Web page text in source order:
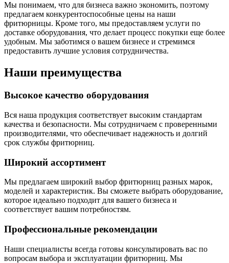
Мы понимаем, что для бизнеса важно экономить, поэтому
предлагаем конкурентоспособные цены на наши
фритюрницы. Кроме того, мы предоставляем услуги по
доставке оборудования, что делает процесс покупки еще более
удобным. Мы заботимся о вашем бизнесе и стремимся
предоставить лучшие условия сотрудничества.
Наши преимущества
Высокое качество оборудования
Вся наша продукция соответствует высоким стандартам
качества и безопасности. Мы сотрудничаем с проверенными
производителями, что обеспечивает надежность и долгий
срок службы фритюрниц.
Широкий ассортимент
Мы предлагаем широкий выбор фритюрниц разных марок,
моделей и характеристик. Вы сможете выбрать оборудование,
которое идеально подходит для вашего бизнеса и
соответствует вашим потребностям.
Профессиональные рекомендации
Наши специалисты всегда готовы консультировать вас по
вопросам выбора и эксплуатации фритюрниц. Мы